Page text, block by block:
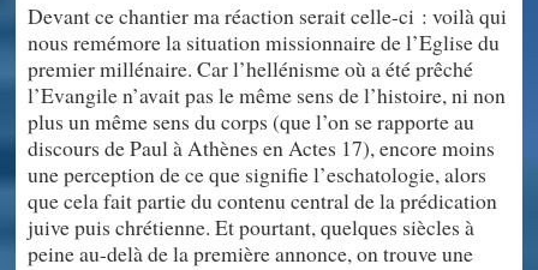
Devant ce chantier ma réaction serait celle-ci : voilà qui
nous remémore la situation missionnaire de l’Eglise du
premier millénaire. Car l’hellénisme où a été prêché
l’Evangile n’avait pas le même sens de l’histoire, ni non
plus un même sens du corps (que l’on se rapporte au
discours de Paul à Athènes en Actes 17), encore moins
une perception de ce que signifie l’eschatologie, alors
que cela fait partie du contenu central de la prédication
juive puis chrétienne. Et pourtant, quelques siècles à
peine au-delà de la première annonce, on trouve une